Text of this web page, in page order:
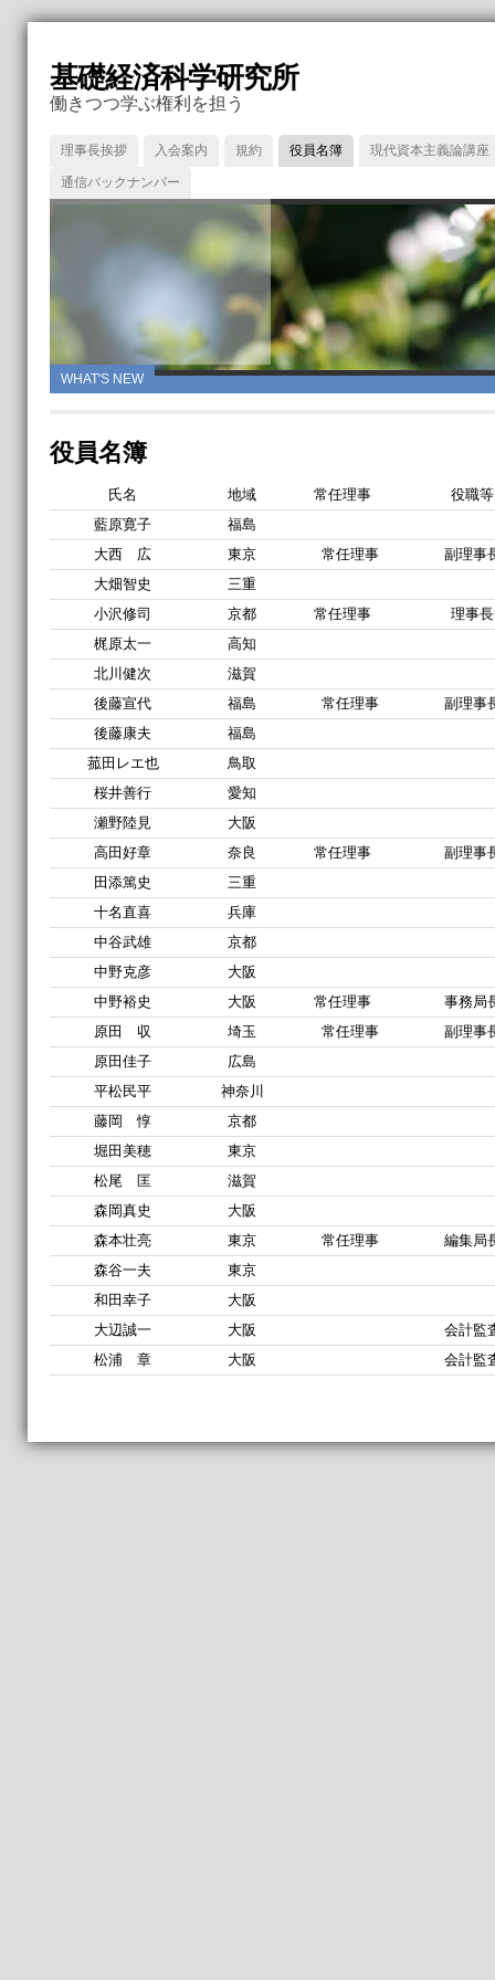
基礎経済科学研究所
働きつつ学ぶ権利を担う
理事長挨拶 入会案内 規約 役員名簿 現代資本主義論講座
通信バックナンバー
WHAT'S NEW
役員名簿
氏名 地域 常任理事
役職等
藍原寛子
福島
大西 広
東京 常任理事
副理事
大畑智史
三重
小沢修司
京都 常任理事
理事長
梶原太一
高知
北川健次
滋賀
後藤宣代
福島 常任理事
副理事
後藤康夫
福島
菰田レエ也
鳥取
桜井善行
愛知
瀬野陸見
大阪
高田好章
奈良 常任理事
副理事
田添篤史
三重
十名直喜
兵庫
中谷武雄
京都
中野克彦
大阪
中野裕史
大阪 常任理事
事務局
原田 収
埼玉 常任理事
副理事
原田佳子
広島
平松民平
神奈川
藤岡 惇
京都
堀田美穂
東京
松尾 匡
滋賀
森岡真史
大阪
森本壮亮
東京 常任理事
編集局
森谷一夫
東京
和田幸子
大阪
大辺誠一
大阪
会計監
松浦 章
大阪 会計監